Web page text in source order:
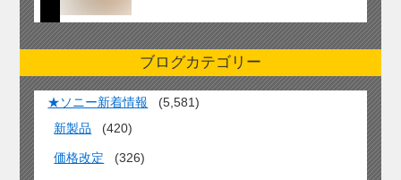
ブログカテゴリー
★ソニー新着情報
(5,581)
新製品
(420)
価格改定 (326)